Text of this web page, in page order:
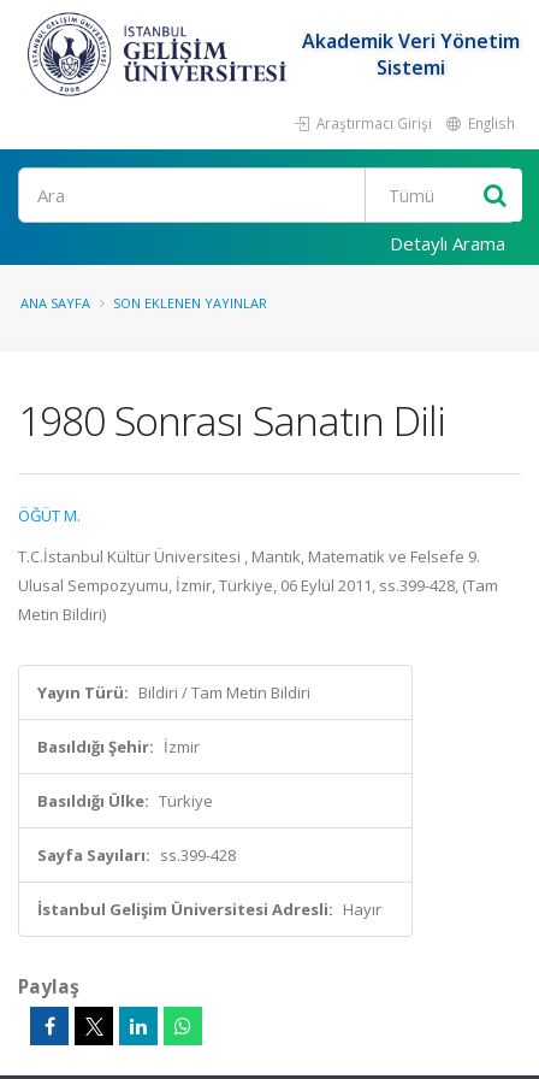
Akademik Veri Yönetim
Sistemi
Araştırmacı Girişi English
Ara
Detaylı Arama
ANA SAYFA SON EKLENEN YAYINLAR
1980 Sonrası Sanatın Dili
ÖĞÜT M.
T.C.İstanbul Kültür Üniversitesi , Mantık, Matematik ve Felsefe 9.
Ulusal Sempozyumu, İzmir, Türkiye, 06 Eylül 2011, ss.399-428, (Tam
Metin Bildiri)
Yayın Türü: Bildiri / Tam Metin Bildiri
Basıldığı Şehir: İzmir
Basıldığı Ülke: Türkiye
Sayfa Sayıları: ss.399-428
İstanbul Gelişim Üniversitesi Adresli: Hayır
Paylaş